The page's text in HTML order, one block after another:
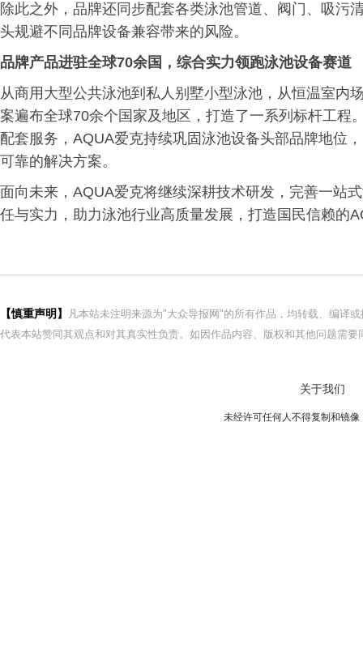
除此之外，品牌还同步配套各类泳池管道、阀门、吸污
头规避不同品牌设备兼容带来的风险。
品牌产品进驻全球70余国，综合实力领跑泳池设备赛道
从商用大型公共泳池到私人别墅小型泳池，从恒温室内
案遍布全球70余个国家及地区，打造了一系列标杆工程
配套服务，AQUA爱克持续巩固泳池设备头部品牌地位
可靠的解决方案。
面向未来，AQUA爱克将继续深耕技术研发，完善一站
任与实力，助力泳池行业高质量发展，打造国民信赖的
【慎重声明】
凡本站未注明来源为"大众导报网"的所有作品，均转载、编译
代表本站赞同其观点和对其真实性负责。如因作品内容、版权和其他问题需
关于我们
未经许可任何人不得复制和镜